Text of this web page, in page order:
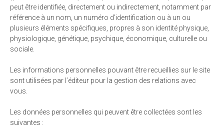
peut être identifiée, directement ou indirectement, notamment par
référence à un nom, un numéro d’identification ou à un ou
plusieurs éléments spécifiques, propres à son identité physique,
physiologique, génétique, psychique, économique, culturelle ou
sociale.
Les informations personnelles pouvant être recueillies sur le site
sont utilisées par l’éditeur pour la gestion des relations avec
vous.
Les données personnelles qui peuvent être collectées sont les
suivantes :